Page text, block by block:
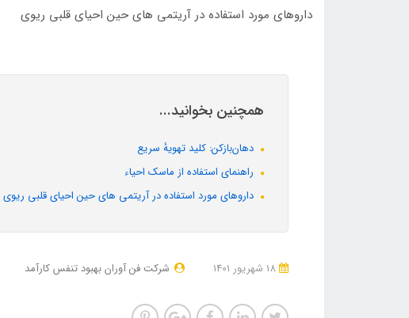
داروهای مورد استفاده در آریتمی های حین احیای قلبی ریوی
همچنین بخوانید...
دهان‌بازکن: کلید تهویهٔ سریع
راهنمای استفاده از ماسک احیاء
داروهای مورد استفاده در آریتمی های حین احیای قلبی ریوی
شرکت فن آوران بهبود تنفس کارآمد